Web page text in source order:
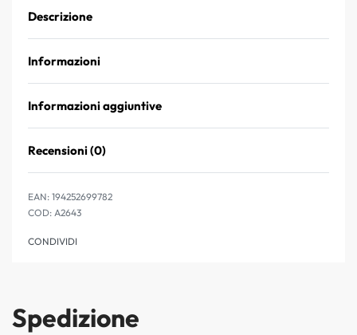
Descrizione
Informazioni
Informazioni aggiuntive
Recensioni (0)
EAN: 194252699782
A2643
CONDIVIDI
Spedizione